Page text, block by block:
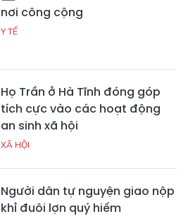
nơi công cộng
Y TẾ
Họ Trần ở Hà Tĩnh đóng góp
tích cực vào các hoạt động
an sinh xã hội
XÃ HỘI
Người dân tự nguyện giao nộp
khỉ đuôi lợn quý hiếm